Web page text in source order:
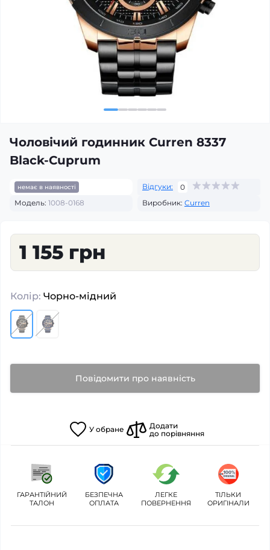
Чоловічий годинник Curren 8337
Black-Cuprum
немає в наявності Відгуки:
0
Модель: 1008-0168 Виробник: Curren
1 155 грн
Колір: Чорно-мідний
Повідомити про наявність
У обране
Додати
до порівняння
ГАРАНТІЙНИЙ
ТАЛОН
БЕЗПЕЧНА
ОПЛАТА
ЛЕГКЕ
ПОВЕРНЕННЯ
ТІЛЬКИ
ОРИГІНАЛИ